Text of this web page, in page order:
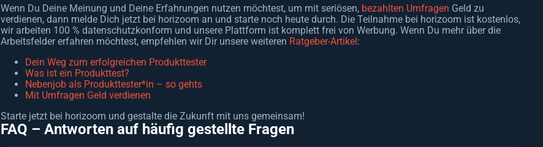
Wenn Du Deine Meinung und Deine Erfahrungen nutzen möchtest, um mit seriösen, bezahlten Umfragen Geld zu
verdienen, dann melde Dich jetzt bei horizoom an und starte noch heute durch. Die Teilnahme bei horizoom ist kostenlos,
wir arbeiten 100 % datenschutzkonform und unsere Plattform ist komplett frei von Werbung. Wenn Du mehr über die
Arbeitsfelder erfahren möchtest, empfehlen wir Dir unsere weiteren Ratgeber-Artikel:
Dein Weg zum erfolgreichen Produkttester
Was ist ein Produkttest?
Nebenjob als Produkttester*in – so gehts
Mit Umfragen Geld verdienen
Starte jetzt bei horizoom und gestalte die Zukunft mit uns gemeinsam!
FAQ – Antworten auf häufig gestellte Fragen